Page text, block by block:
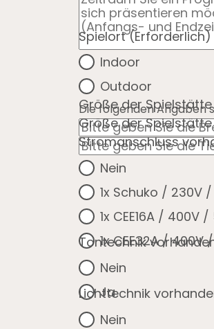
Spielort(Erforderlich)
Indoor
Outdoor
Die folgenden Angaben
Größe der
Größe der
Stromanschluss
Nein
1x Schuko / 230V /
1x CEE16A / 400V /
1x CEE32A / 400V
Tontechnik
Nein
Ja
Lichttechnik
Nein